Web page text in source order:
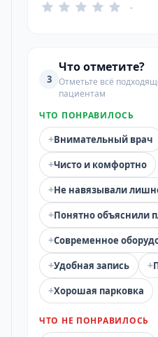
-
3
Что отметите?
Отметьте всё
пациентам
ЧТО ПОНРАВИЛОСЬ
+Внимательный врач
+Чисто и комфортно
+Не навязывали
+Понятно объяснили
+Современное
+Удобная запись +
+Хорошая парковка
ЧТО НЕ ПОНРАВИЛОСЬ